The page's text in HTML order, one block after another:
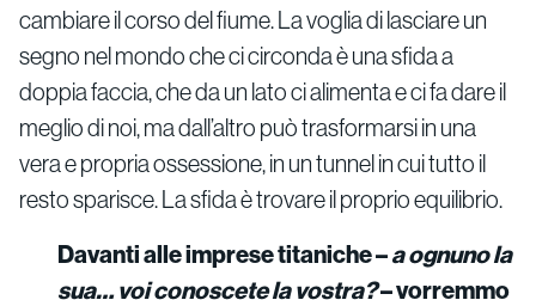
cambiare il corso del fiume. La voglia di lasciare un
segno nel mondo che ci circonda è una sfida a
doppia faccia, che da un lato ci alimenta e ci fa dare il
meglio di noi, ma dall’altro può trasformarsi in una
vera e propria ossessione, in un tunnel in cui tutto il
resto sparisce. La sfida è trovare il proprio equilibrio.
Davanti alle imprese titaniche –a ognuno la
sua… voi conoscete la vostra?– vorremmo